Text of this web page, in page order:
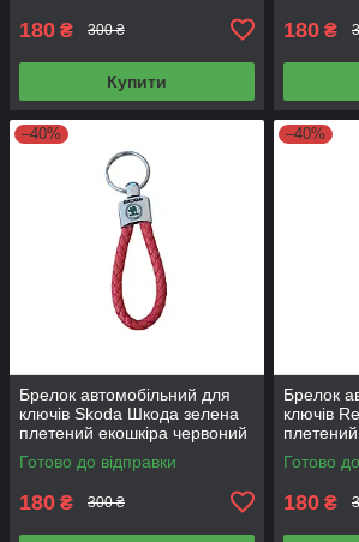
180 ₴ 300 ₴
Купити
180 ₴
–40%
Брелок автомобільний для
ключів Skoda Шкода зелена
плетений екошкіра червоний
Готово до відправки
180 ₴ 300 ₴
–40%
Брелок
ключів
Готово
180 ₴